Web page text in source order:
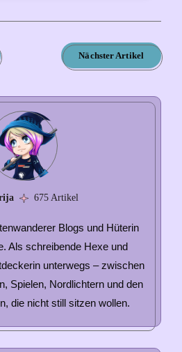
Nächster Artikel
675 Artikel
Blogs und Hüterin
Als schreibende Hexe und
unterwegs – zwischen
Spielen, Nordlichtern und den
die nicht still sitzen wollen.